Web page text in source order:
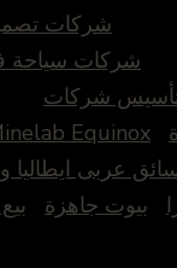
شركات
شركات سياحة
شركات
Equinox
عربى ايطاليا
بيوت جاهزة